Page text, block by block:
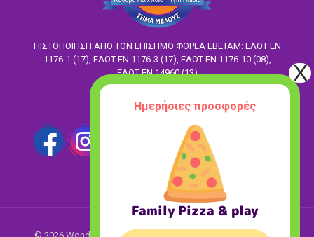
ΠΙΣΤΟΠΟΙΗΣΗ ΑΠΟ ΤΟΝ ΕΠΙΣΗΜΟ ΦΟΡΕΑ ΕΒΕΤΑΜ: ΕΛΟΤ EN
1176-1 (17), ΕΛΟΤ ΕΝ 1176-3 (17), ΕΛΟΤ ΕΝ 1176-10 (08),
ΕΛΟΤ ΕΝ 14960 (13)
Ακολούθησέ μας
Ημερήσιες προσφορές
Family Pizza & play